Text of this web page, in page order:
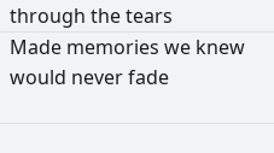
through thetears
Made memories we knew
would neverfade